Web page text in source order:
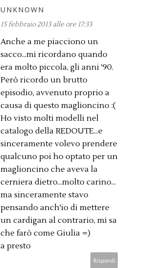
UNKNOWN
15 febbraio 2013 alle ore 17:33
Anche a me piacciono un
sacco...mi ricordano quando
era molto piccola, gli anni '90.
Però ricordo un brutto
episodio, avvenuto proprio a
causa di questo maglioncino :(
Ho visto molti modelli nel
catalogo della REDOUTE...e
sinceramente volevo prendere
qualcuno poi ho optato per un
maglioncino che aveva la
cerniera dietro...molto carino...
ma sinceramente stavo
pensando anch'io di mettere
un cardigan al contrario, mi sa
che farò come Giulia =)
a presto
Rispondi